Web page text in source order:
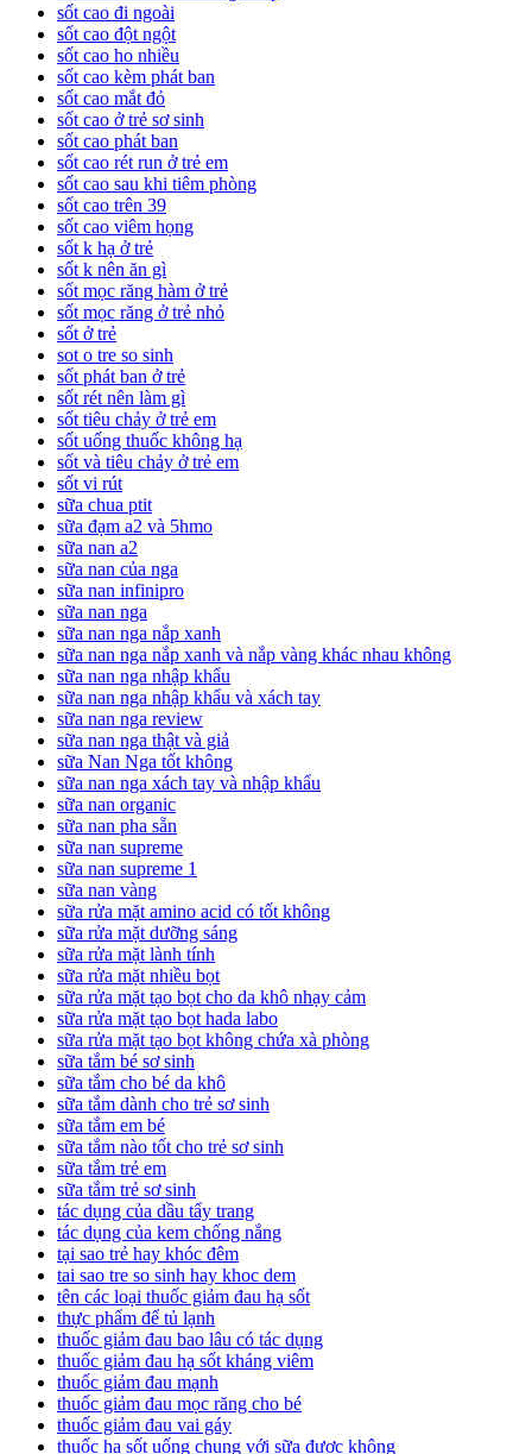
sốt cao đi ngoài
sốt cao đột ngột
sốt cao ho nhiều
sốt cao kèm phát ban
sốt cao mắt đỏ
sốt cao ở trẻ sơ sinh
sốt cao phát ban
sốt cao rét run ở trẻ em
sốt cao sau khi tiêm phòng
sốt cao trên 39
sốt cao viêm họng
sốt k hạ ở trẻ
sốt k nên ăn gì
sốt mọc răng hàm ở trẻ
sốt mọc răng ở trẻ nhỏ
sốt ở trẻ
sot o tre so sinh
sốt phát ban ở trẻ
sốt rét nên làm gì
sốt tiêu chảy ở trẻ em
sốt uống thuốc không hạ
sốt và tiêu chảy ở trẻ em
sốt vi rút
sữa chua ptit
sữa đạm a2 và 5hmo
sữa nan a2
sữa nan của nga
sữa nan infinipro
sữa nan nga
sữa nan nga nắp xanh
sữa nan nga nắp xanh và nắp vàng khác nhau không
sữa nan nga nhập khẩu
sữa nan nga nhập khẩu và xách tay
sữa nan nga review
sữa nan nga thật và giả
sữa Nan Nga tốt không
sữa nan nga xách tay và nhập khẩu
sữa nan organic
sữa nan pha sẵn
sữa nan supreme
sữa nan supreme 1
sữa nan vàng
sữa rửa mặt amino acid có tốt không
sữa rửa mặt dưỡng sáng
sữa rửa mặt lành tính
sữa rửa mặt nhiều bọt
sữa rửa mặt tạo bọt cho da khô nhạy cảm
sữa rửa mặt tạo bọt hada labo
sữa rửa mặt tạo bọt không chứa xà phòng
sữa tắm bé sơ sinh
sữa tắm cho bé da khô
sữa tắm dành cho trẻ sơ sinh
sữa tắm em bé
sữa tắm nào tốt cho trẻ sơ sinh
sữa tắm trẻ em
sữa tắm trẻ sơ sinh
tác dụng của dầu tẩy trang
tác dụng của kem chống nắng
tại sao trẻ hay khóc đêm
tai sao tre so sinh hay khoc dem
tên các loại thuốc giảm đau hạ sốt
thực phẩm để tủ lạnh
thuốc giảm đau bao lâu có tác dụng
thuốc giảm đau hạ sốt kháng viêm
thuốc giảm đau mạnh
thuốc giảm đau mọc răng cho bé
thuốc giảm đau vai gáy
thuốc hạ sốt uống chung với sữa được không